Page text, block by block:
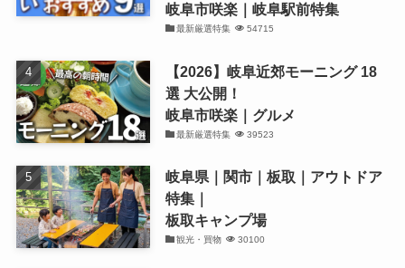
岐阜市咲楽｜岐阜駅前特集
最新厳選特集 54715
【2026】岐阜近郊モーニング 18
選 大公開！
岐阜市咲楽｜グルメ
最新厳選特集 39523
岐阜県｜関市｜板取｜アウトドア
特集｜
板取キャンプ場
観光・買物 30100